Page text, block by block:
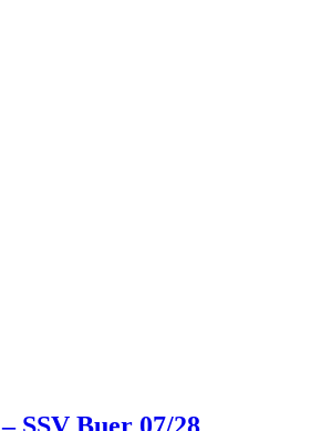
SSV Buer 07/28